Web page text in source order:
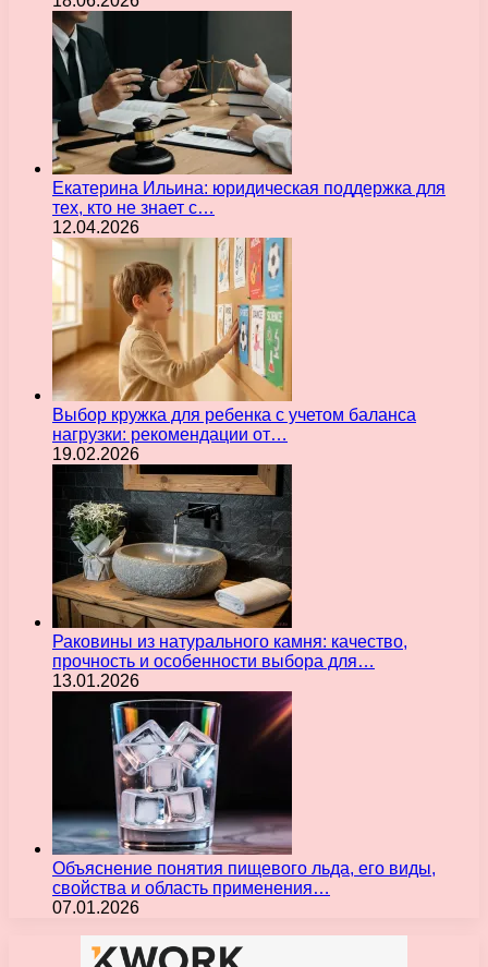
Екатерина Ильина: юридическая поддержка для
тех, кто не знает с…
12.04.2026
Выбор кружка для ребенка с учетом баланса
нагрузки: рекомендации от…
19.02.2026
Раковины из натурального камня: качество,
прочность и особенности выбора для…
13.01.2026
Объяснение понятия пищевого льда, его виды,
свойства и область применения…
07.01.2026